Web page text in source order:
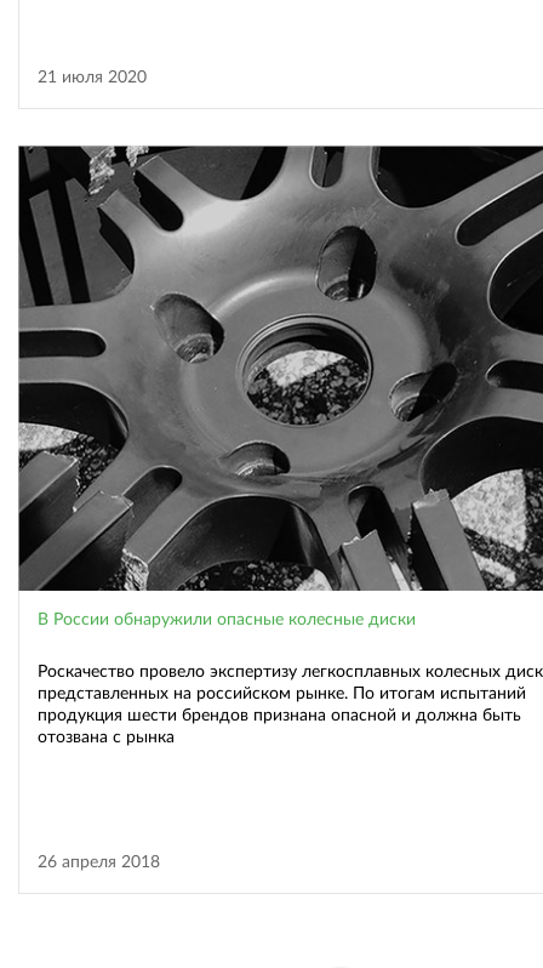
21 июля 2020
В России обнаружили опасные колесные диски
Роскачество провело экспертизу легкосплавных колесных
представленных на российском рынке. По итогам испытаний
продукция шести брендов признана опасной и должна быть
отозвана с рынка
26 апреля 2018